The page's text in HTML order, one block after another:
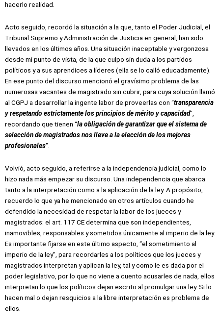
hacerlo realidad.
Acto seguido, recordó la situación a la que, tanto el Poder Judicial, el
Tribunal Supremo y Administración de Justicia en general, han sido
llevados en los últimos años. Una situación inaceptable y vergonzosa
desde mi punto de vista, de la que culpo sin duda a los partidos
políticos y a sus aprendices a líderes (ella se lo calló educadamente).
En ese punto del discurso mencionó el gravísimo problema de las
numerosas vacantes de magistrado sin cubrir, para cuya solución llamó
al CGPJ a desarrollar la ingente labor de proveerlas con “transparencia
y respetando estrictamente los principios de mérito y capacidad”,
recordando que tienen “la obligación de garantizar que el sistema de
selección de magistrados nos lleve a la elección de los mejores
profesionales”.
Volvió, acto seguido, a referirse a la independencia judicial, como lo
hizo nada más empezar su discurso. Una independencia que abarca
tanto a la interpretación como a la aplicación de la ley. A propósito,
recuerdo lo que ya he mencionado en otros artículos cuando he
defendido la necesidad de respetar la labor de los jueces y
magistrados: el art. 117 CE determina que son independientes,
inamovibles, responsables y sometidos únicamente al imperio de la ley.
Es importante fijarse en este último aspecto, “el sometimiento al
imperio de la ley”, para recordarles a los políticos que los jueces y
magistrados interpretan y aplican la ley, tal y como le es dada por el
poder legislativo, por lo que no viene a cuento acusarles de nada, ellos
interpretan lo que los políticos dejan escrito al promulgar una ley. Si lo
hacen mal o dejan resquicios a la libre interpretación es problema de
ellos.